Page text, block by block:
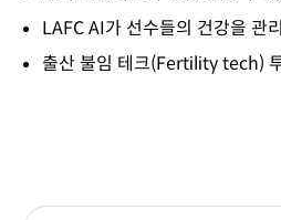
LAFC AI가 선수들의 건강을 관
출산 불임 테크(Fertility tech)